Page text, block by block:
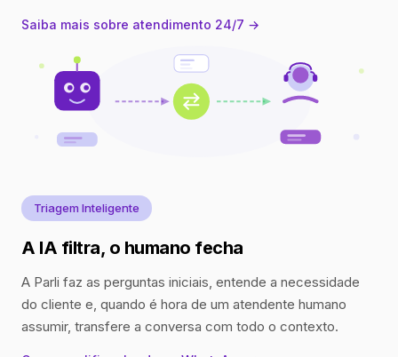
Saiba mais sobre atendimento 24/7 →
Triagem Inteligente
A IA filtra, o humano fecha
A Parli faz as perguntas iniciais, entende a necessidade
do cliente e, quando é hora de um atendente humano
assumir, transfere a conversa com todo o contexto.